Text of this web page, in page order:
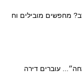
מחפשים מובילים וח
עוברים דירה